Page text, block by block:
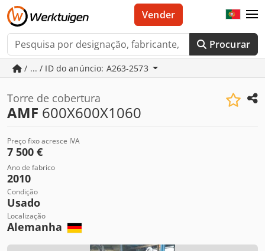
Procurar
Vender
/ ... / ID do anúncio: A263-2573
Torre de cobertura
AMF 600X600X1060
Preço fixo acresce IVA
7 500 €
Ano de fabrico
2010
Condição
Usado
Localização
Alemanha